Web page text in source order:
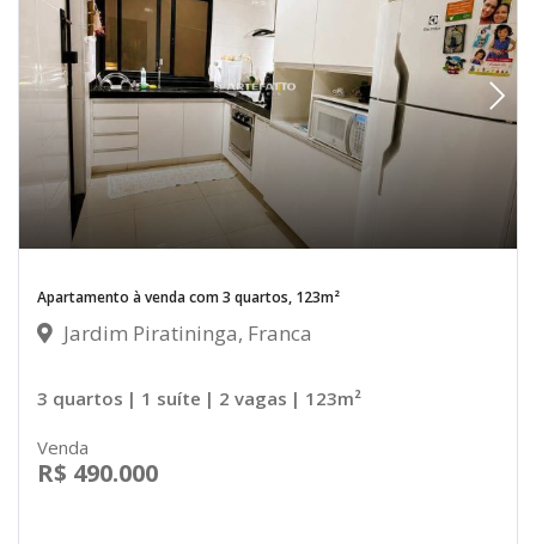
Apartamento à venda com 3 quartos, 123m²
Jardim Piratininga, Franca
3 quartos | 1 suíte | 2 vagas | 123m²
Venda
R$ 490.000